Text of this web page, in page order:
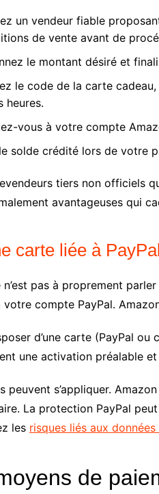
un vendeur fiable
de vente avant de
le montant désiré et
le code de la carte
heures.
vous à votre compte
solde crédité lors de votre
tiers non officiels
avantageuses qui
carte liée à
pas à proprement
votre compte PayPal.
d’une carte (PayPal
une activation préalable
peuvent s’appliquer.
La protection PayPal
les risques liés aux
de